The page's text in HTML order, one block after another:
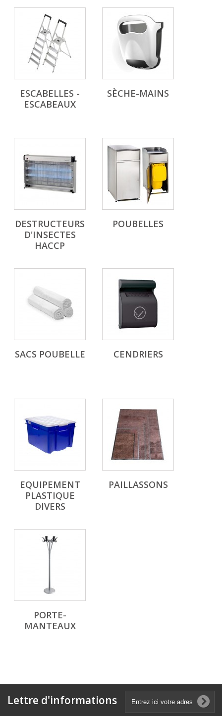
ESCABELLES -
ESCABEAUX
SÈCHE-MAINS
DESTRUCTEURS
D'INSECTES
HACCP
POUBELLES
SACS POUBELLE CENDRIERS
EQUIPEMENT
PLASTIQUE
DIVERS
PAILLASSONS
PORTE-
MANTEAUX
Lettre d'informations